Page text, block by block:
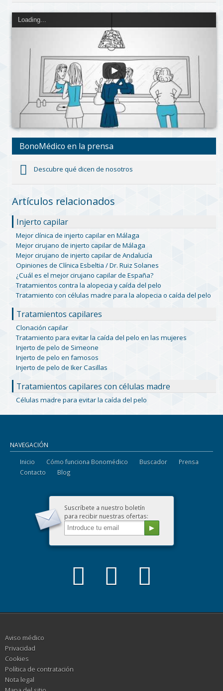
Loading...
BonoMédico en la prensa
Descubre qué dicen de nosotros
Artículos relacionados
Injerto capilar
Mejor clínica de injerto capilar en Málaga
Mejor cirujano de injerto capilar de Málaga
Mejor cirujano de injerto capilar de Andalucía
Opiniones de Clínica Esbeltia / Dr. Ruiz Solanes
¿Cuál es el mejor cirujano capilar de España?
Tratamientos contra la alopecia y caída del pelo
Tratamiento con células madre para la alopecia o caída del pelo
Tratamientos capilares
Clonación capilar
Tratamiento para evitar la caída del pelo en las mujeres
Injerto de pelo de Simeone
Injerto de pelo en famosos
Injerto de pelo de Iker Casillas
Tratamientos capilares con células madre
Células madre para evitar la caída del pelo
NAVEGACIÓN
Inicio Cómo funciona Bonomédico Buscador
Prensa
Contacto
Blog
Suscríbete a nuestro boletín
para recibir nuestras ofertas:
Aviso médico
Privacidad
Cookies
Política de contratación
Nota legal